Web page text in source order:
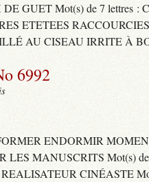
GUET Mot(s) de 7 lettres :
ETETEES
AU CISEAU IRRITE À
6992
ENDORMIR
MANUSCRITS Mot(s) de
CINÉASTE